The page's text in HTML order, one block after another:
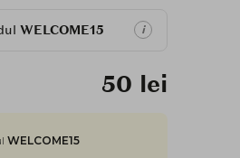
WELCOME15 i
50 lei
WELCOME15